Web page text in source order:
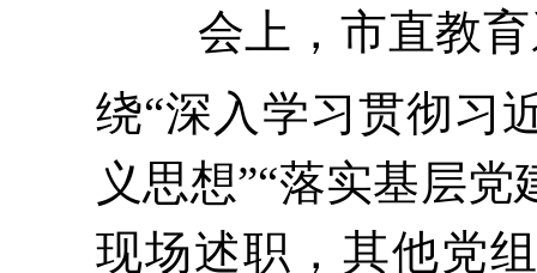
会上，市直教
绕“深入学习贯彻习
义思想”“落实基层
现场述职，其他党